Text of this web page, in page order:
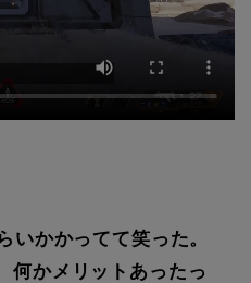
いかかってて笑った。
何かメリットあったっ